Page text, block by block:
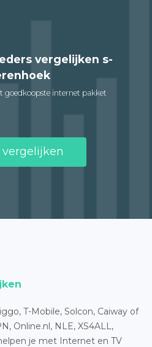
vergelijken s-
goedkoopste internet pakket
T-Mobile, Solcon, Caiway of
Online.nl, NLE, XS4ALL,
je met Internet en TV